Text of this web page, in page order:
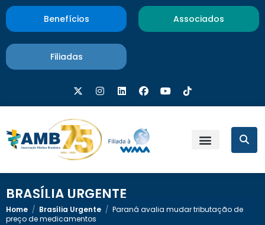
Benefícios Associados
Filiadas
BRASÍLIA URGENTE
Home / Brasília Urgente / Paraná avalia mudar tributação de
preço de medicamentos